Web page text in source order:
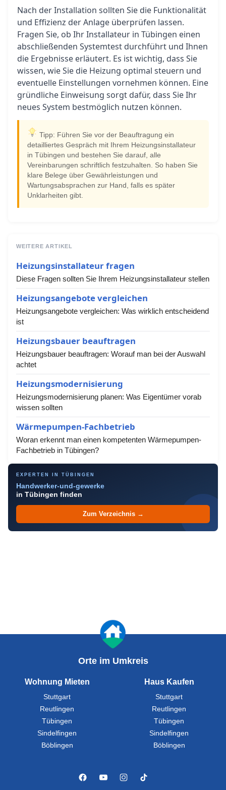
Nach der Installation sollten Sie die Funktionalität
und Effizienz der Anlage überprüfen lassen.
Fragen Sie, ob Ihr Installateur in Tübingen einen
abschließenden Systemtest durchführt und Ihnen
die Ergebnisse erläutert. Es ist wichtig, dass Sie
wissen, wie Sie die Heizung optimal steuern und
eventuelle Einstellungen vornehmen können. Eine
gründliche Einweisung sorgt dafür, dass Sie Ihr
neues System bestmöglich nutzen können.
Tipp: Führen Sie vor der Beauftragung ein
detailliertes Gespräch mit Ihrem Heizungsinstallateur
in Tübingen und bestehen Sie darauf, alle
Vereinbarungen schriftlich festzuhalten. So haben Sie
klare Belege über Gewährleistungen und
Wartungsabsprachen zur Hand, falls es später
Unklarheiten gibt.
WEITERE ARTIKEL
Heizungsinstallateur fragen
Diese Fragen sollten Sie Ihrem Heizungsinstallateur stellen
Heizungsangebote vergleichen
Heizungsangebote vergleichen: Was wirklich entscheidend
ist
Heizungsbauer beauftragen
Heizungsbauer beauftragen: Worauf man bei der Auswahl
achtet
Heizungsmodernisierung
Heizungsmodernisierung planen: Was Eigentümer vorab
wissen sollten
Wärmepumpen-Fachbetrieb
Woran erkennt man einen kompetenten Wärmepumpen-
Fachbetrieb in Tübingen?
EXPERTEN IN TÜBINGEN
Handwerker-und-gewerke
in Tübingen finden
Zum Verzeichnis →
Orte im Umkreis
Wohnung Mieten
Stuttgart
Reutlingen
Tübingen
Sindelfingen
Böblingen
Haus Kaufen
Stuttgart
Reutlingen
Tübingen
Sindelfingen
Böblingen